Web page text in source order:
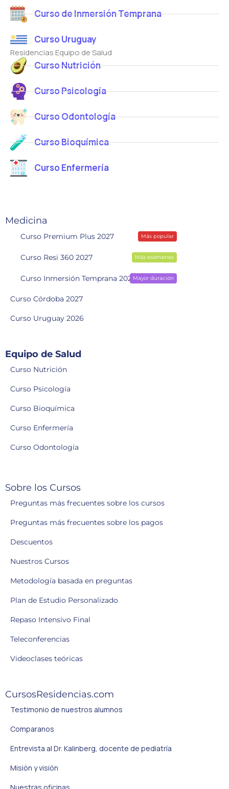
Curso de Inmersión Temprana
Curso Uruguay
Residencias Equipo de Salud
Curso Nutrición
Curso Psicología
Curso Odontología
Curso Bioquímica
Curso Enfermería
Medicina
Curso Premium Plus 2027 Más popular
Curso Resi 360 2027 Más exámenes
Curso Inmersión Temprana 2028Mayor duración
Curso Córdoba 2027
Curso Uruguay 2026
Equipo de Salud
Curso Nutrición
Curso Psicología
Curso Bioquímica
Curso Enfermería
Curso Odontología
Sobre los Cursos
Preguntas más frecuentes sobre los cursos
Preguntas más frecuentes sobre los pagos
Descuentos
Nuestros Cursos
Metodología basada en preguntas
Plan de Estudio Personalizado
Repaso Intensivo Final
Teleconferencias
Videoclases teóricas
CursosResidencias.com
Testimonio de nuestros alumnos
Comparanos
Entrevista al Dr. Kalinberg, docente de pediatría
Misión y visión
Nuestras oficinas